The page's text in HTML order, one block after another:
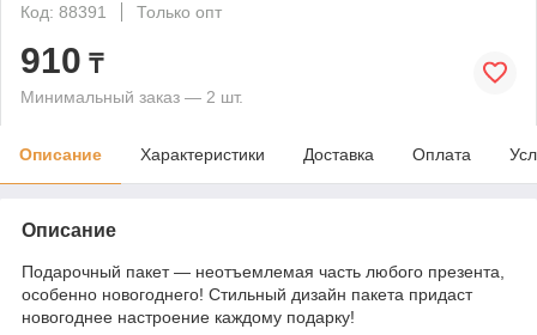
Код: 88391
Только опт
910 ₸
Минимальный заказ — 2 шт.
Описание Характеристики Доставка Оплата
Описание
Подарочный пакет — неотъемлемая часть любого презента,
особенно новогоднего! Стильный дизайн пакета придаст
новогоднее настроение каждому подарку!